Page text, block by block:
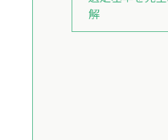
解